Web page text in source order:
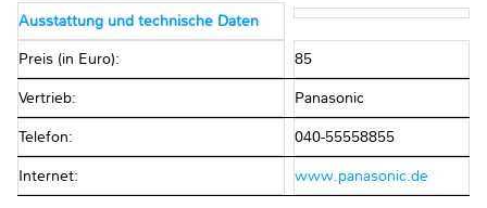
Ausstattung und technische Daten
Preis (in Euro): 85
Vertrieb: Panasonic
Telefon: 040-55558855
Internet: www.panasonic.de